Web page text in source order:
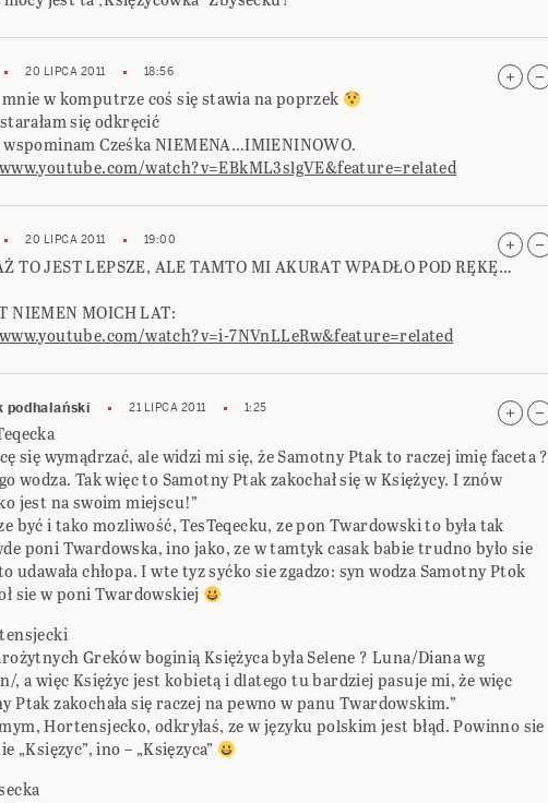
20 LIPCA 2011 18:56
w komputrze coś się stawia na poprzek
się odkręcić
Cześka NIEMENA…IMIENINOWO.
watch?v=EBkML3slgVE&feature=related
20 LIPCA 2011 19:00
TO JEST LEPSZE, ALE TAMTO MI AKURAT WPADŁO POD RĘKĘ…
NIEMEN MOICH LAT:
watch?v=i-7NVnLLeRw&feature=related
podhalański 21 LIPCA 2011 1:25
się wymądrzać, ale widzi mi się, że Samotny Ptak to raczej imię faceta ?
wodza. Tak więc to Samotny Ptak zakochał się w Księżycy. I znów
jest na swoim miejscu!”
być i tako mozliwość, TesTeqecku, ze pon Twardowski to była tak
poni Twardowska, ino jako, ze w tamtyk casak babie trudno było sie
udawała chłopa. I wte tyz syćko sie zgadzo: syn wodza Samotny Ptok
sie w poni Twardowskiej
Greków boginią Księżyca była Selene ? Luna/Diana wg
, a więc Księżyc jest kobietą i dlatego tu bardziej pasuje mi, że więc
Ptak zakochała się raczej na pewno w panu Twardowskim.”
Hortensjecko, odkryłaś, ze w języku polskim jest błąd. Powinno sie
„Księzyc”, ino – „Księzyca”